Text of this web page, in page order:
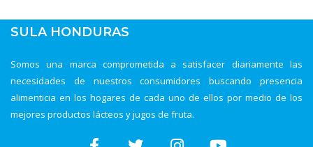
SULA HONDURAS
Somos una marca comprometida a satisfacer diariamente las
necesidades de nuestros consumidores buscando presencia
alimenticia en los hogares de cada uno de ellos por medio de los
mejores productos lácteos y jugos de fruta.